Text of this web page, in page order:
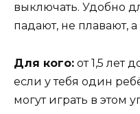
выключать. Удобно
падают, не плавают,
Для кого: от 1,5 лет
если у тебя один
могут играть в этом